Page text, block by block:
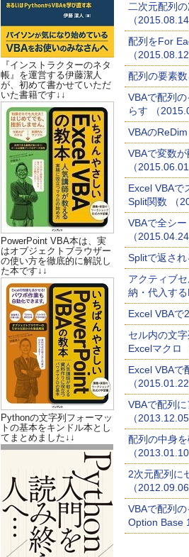
『インストラクターのネタ
帳』を運営する伊藤潔人
が、初めて書かせていただ
いた書籍です↓↓
PowerPoint VBA本は、実
はオブジェクトブラウザー
の使い方を徹底的に解説し
た本です↓↓
Pythonの文字列フォーマッ
トの基本をキンドル本とし
てまとめました↓↓
二次元配列
（2015.08.14
配列をFor
（2015.08.12
配列の要素
VBAで配列
らす （
VBAの
VBAで変数
（2015.06.01
Excel VBAで
Split関数 （
VBAで全シ
（2015.04.24
Splitで返され
アクティブ
納・代入す
Excel VBAで
セル内の文
Excelマクロ
Excel VBAで
（2015.01.22
VBAで配列
（2013.12.05
配列の中身
（2013.01.10
2次元配列に
（2012.09.06
VBAで配列
Option Base